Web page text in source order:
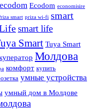
ecodom Ecodom economisire
smart priza wi-fi smart
smart life
Smart Tuya Smart
Молдова
комфорт купить
умные устройства
умный дом в Молдове